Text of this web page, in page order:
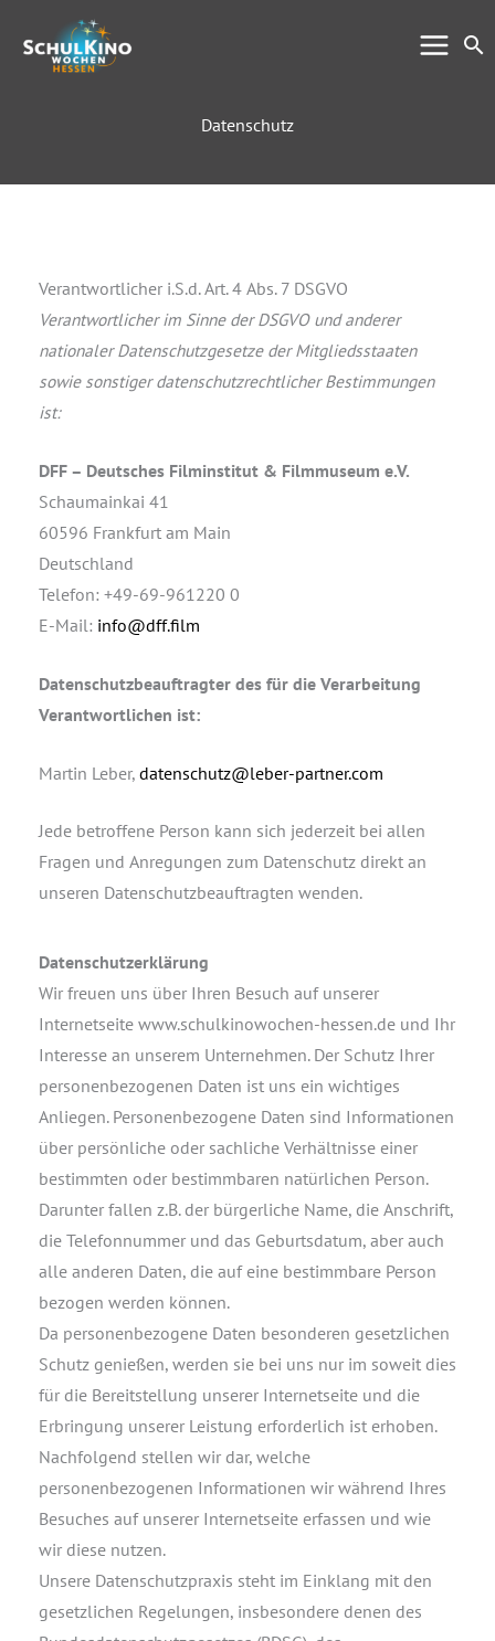
Inhalt
springen
Datenschutz
Verantwortlicher i.S.d. Art. 4 Abs. 7 DSGVO
Verantwortlicher im Sinne der DSGVO und anderer
nationaler Datenschutzgesetze der Mitgliedsstaaten
sowie sonstiger datenschutzrechtlicher Bestimmungen
ist:
DFF – Deutsches Filminstitut & Filmmuseum e.V.
Schaumainkai 41
60596 Frankfurt am Main
Deutschland
Telefon: +49-69-961220 0
E-Mail: info@dff.film
Datenschutzbeauftragter des für die Verarbeitung
Verantwortlichen ist:
Martin Leber, datenschutz@leber-partner.com
Jede betroffene Person kann sich jederzeit bei allen
Fragen und Anregungen zum Datenschutz direkt an
unseren Datenschutzbeauftragten wenden.
Datenschutzerklärung
Wir freuen uns über Ihren Besuch auf unserer
Internetseite www.schulkinowochen-hessen.de und Ihr
Interesse an unserem Unternehmen. Der Schutz Ihrer
personenbezogenen Daten ist uns ein wichtiges
Anliegen. Personenbezogene Daten sind Informationen
über persönliche oder sachliche Verhältnisse einer
bestimmten oder bestimmbaren natürlichen Person.
Darunter fallen z.B. der bürgerliche Name, die Anschrift,
die Telefonnummer und das Geburtsdatum, aber auch
alle anderen Daten, die auf eine bestimmbare Person
bezogen werden können.
Da personenbezogene Daten besonderen gesetzlichen
Schutz genießen, werden sie bei uns nur im soweit dies
für die Bereitstellung unserer Internetseite und die
Erbringung unserer Leistung erforderlich ist erhoben.
Nachfolgend stellen wir dar, welche
personenbezogenen Informationen wir während Ihres
Besuches auf unserer Internetseite erfassen und wie
wir diese nutzen.
Unsere Datenschutzpraxis steht im Einklang mit den
gesetzlichen Regelungen, insbesondere denen des